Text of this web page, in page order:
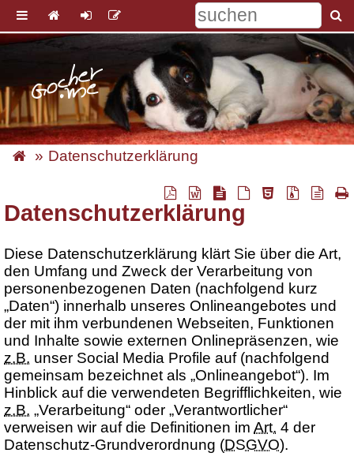
Datenschutzerklärung
Datenschutzerklärung
Diese Datenschutzerklärung klärt Sie über die Art,
den Umfang und Zweck der Verarbeitung von
personenbezogenen Daten (nachfolgend kurz
„Daten“) innerhalb unseres Onlineangebotes und
der mit ihm verbundenen Webseiten, Funktionen
und Inhalte sowie externen Onlinepräsenzen, wie
z.B. unser Social Media Profile auf (nachfolgend
gemeinsam bezeichnet als „Onlineangebot“). Im
Hinblick auf die verwendeten Begrifflichkeiten, wie
z.B. „Verarbeitung“ oder „Verantwortlicher“
verweisen wir auf die Definitionen im Art. 4 der
Datenschutz-Grundverordnung (DSGVO).